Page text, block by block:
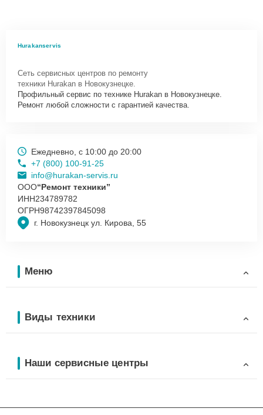
Hurakanservis
Сеть сервисных центров по ремонту
техники Hurakan в Новокузнецке.
Профильный сервис по технике Hurakan в Новокузнецке.
Ремонт любой сложности с гарантией качества.
г. Новокузнецк ул. Кирова, 55
Ежедневно, с 10:00 до 20:00
+7 (800) 100-91-25
info@hurakan-servis.ru
ООО“Ремонт техники”
ИНН234789782
ОГРН98742397845098
Меню
Виды техники
Наши сервисные центры